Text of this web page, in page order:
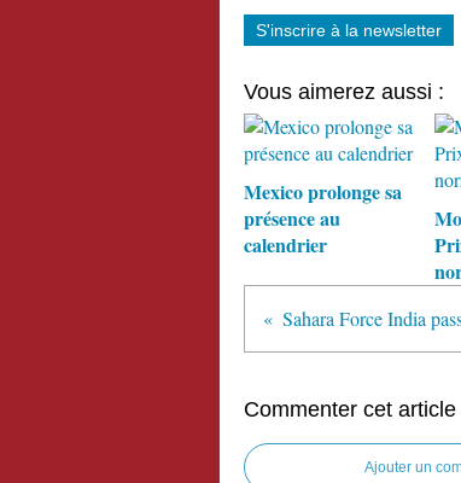
S'inscrire à la newsletter
Vous aimerez aussi :
Mexico prolonge sa
présence au
calendrier
Commenter cet article
Ajouter un